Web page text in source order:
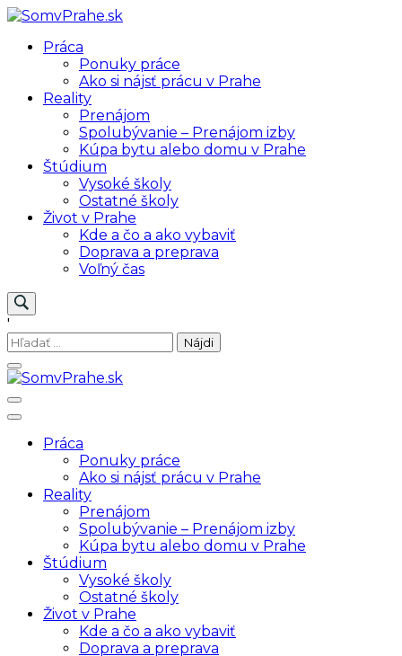
Skip
content
SomvPrahe.sk
Pre lepší život v Prahe
Práca
Ponuky práce
Ako si nájsť prácu v Prahe
Reality
Prenájom
Spolubývanie – Prenájom izby
Kúpa bytu alebo domu v Prahe
Štúdium
Vysoké školy
Ostatné školy
Život v Prahe
Kde a čo a ako vybaviť
Doprava a preprava
Voľný čas
'
Hľadať:
Práca
Ponuky práce
Ako si nájsť prácu v Prahe
Reality
Prenájom
Spolubývanie – Prenájom izby
Kúpa bytu alebo domu v Prahe
Štúdium
Vysoké školy
Ostatné školy
Život v Prahe
Kde a čo a ako vybaviť
Doprava a preprava